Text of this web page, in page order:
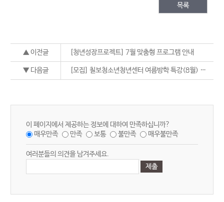
목록
▲ 이전글 [청년성장프로젝트] 7월 맞춤형 프로그램 안내
▼ 다음글 [모집] 칠보청소년청년센터 여름방학 특강(8월) 참가자 모집
이 페이지에서 제공하는 정보에 대하여 만족하십니까?
매우만족
만족 보통 불만족 매우불만족
여러분들의 의견을 남겨주세요.